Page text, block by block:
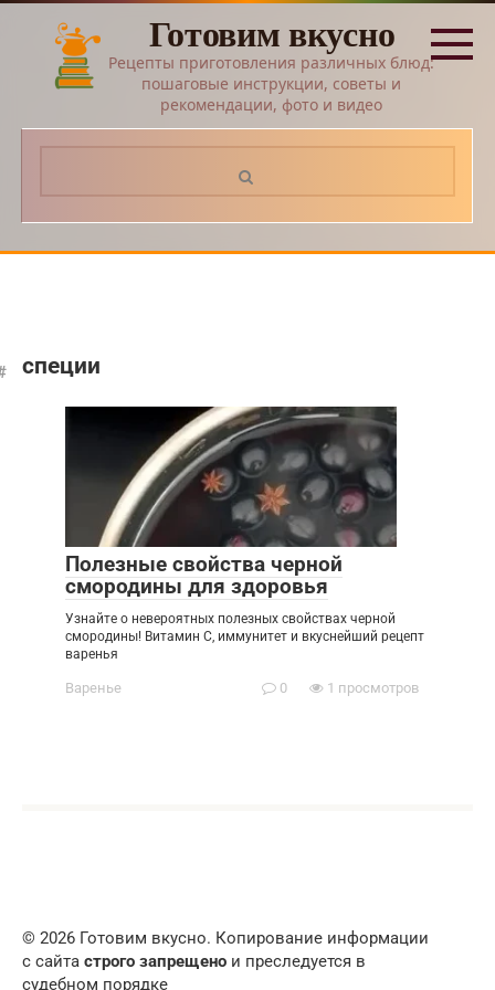
Перейти
контенту
Готовим вкусно
Рецепты приготовления различных блюд:
пошаговые инструкции, советы и
рекомендации, фото и видео
специи
Полезные свойства черной
смородины для здоровья
Узнайте о невероятных полезных свойствах черной
смородины! Витамин С, иммунитет и вкуснейший рецепт
варенья
Варенье 0 1 просмотров
© 2026 Готовим вкусно. Копирование информации
с сайта строго запрещено и преследуется в
судебном порядке